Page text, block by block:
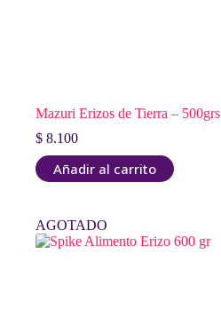
Mazuri Erizos de Tierra – 500grs
$ 8.100
Añadir al carrito
AGOTADO